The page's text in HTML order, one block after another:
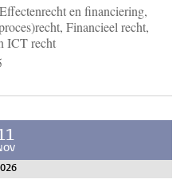
en financiering,
Financieel recht,
ICT recht